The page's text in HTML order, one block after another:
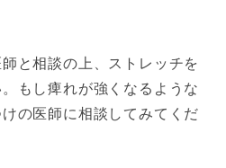
と相談の上、ストレッチを
もし痺れが強くなるような
の医師に相談してみてくだ